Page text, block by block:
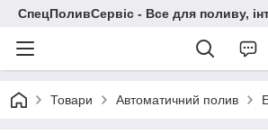
СпецПоливСервіс - Все для поливу,
Товари Автоматичний полив